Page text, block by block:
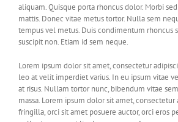
aliquam. Quisque porta rhoncus dolor. Morbi
mattis. Donec vitae metus tortor. Nulla sem
tempus vel metus. Duis condimentum rhoncus
suscipit non. Etiam id sem neque.
Lorem ipsum dolor sit amet, consectetur
leo at velit imperdiet varius. In eu ipsum vitae
at risus. Nullam tortor nunc, bibendum vitae
massa. Lorem ipsum dolor sit amet,
fringilla, orci sit amet posuere auctor, orci eros